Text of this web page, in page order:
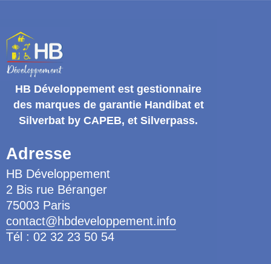
HB Développement est gestionnaire
des marques de garantie Handibat et
Silverbat by CAPEB, et Silverpass.
Adresse
HB Développement
2 Bis rue Béranger
75003 Paris
contact@hbdeveloppement.info
Tél : 02 32 23 50 54